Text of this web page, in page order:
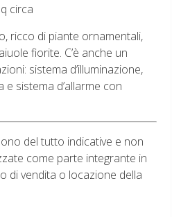
circa
ricco di piante ornamentali,
fiorite. C’è anche un
sistema d’illuminazione,
sistema d’allarme con
del tutto indicative e non
come parte integrante in
di vendita o locazione della